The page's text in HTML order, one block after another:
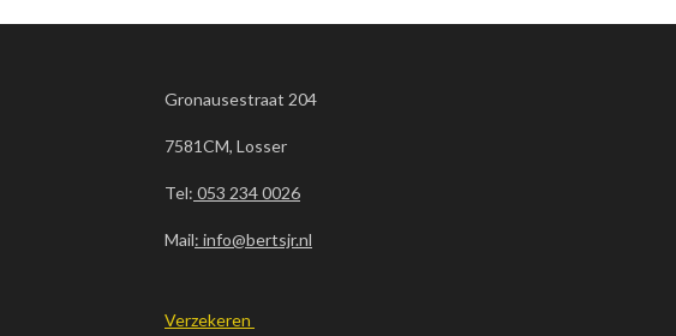
Gronausestraat 204
7581CM, Losser
Tel: 053 234 0026
Mail: info@bertsjr.nl
Verzekeren